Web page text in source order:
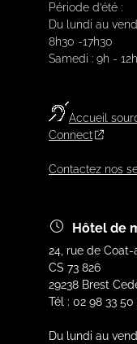
Période d’été :
Du lundi au
8h30 -17h30
Samedi : 9h - 12h
Accueil
Connect
Contactez nos
Hôtel de
24, rue de Coat-
CS 73 826
29238 Brest
Tél : 02 98 33 50
Du lundi au